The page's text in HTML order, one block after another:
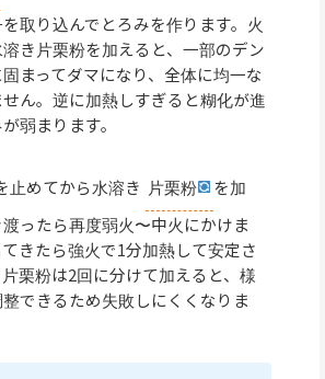
取り込んでとろみを作ります。火
き片栗粉を加えると、一部のデン
まってダマになり、全体に均一な
ん。逆に加熱しすぎると糊化が進
弱まります。
止めてから水溶き 片栗粉
を加
ったら再度弱火〜中火にかけま
きたら強火で1分加熱して安定さ
栗粉は2回に分けて加えると、様
できるため失敗しにくくなりま